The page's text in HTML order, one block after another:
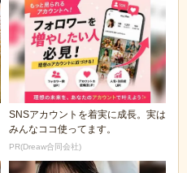
SNSアカウントを着実に成長。実は
みんなココ使ってます。
PR(Dreaw合同会社)